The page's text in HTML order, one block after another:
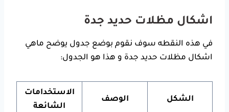
اشكال مظلات حديد جدة
في هذه النقطه سوف نقوم بوضع جدول يوضح ماهي
اشكال مظلات حديد جدة و هذا هو الجدول:
الشكل الوصف
الاستخدامات
الشائعة